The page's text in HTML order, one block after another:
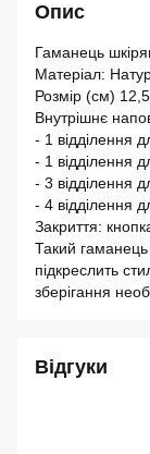
Опис
Гаманець
Матеріал:
Розмір (см)
Внутрішнє
- 1 відділення
- 1 відділення
- 3 відділення
- 4 відділення
Закриття:
Такий
підкреслить
зберігання
Відгуки